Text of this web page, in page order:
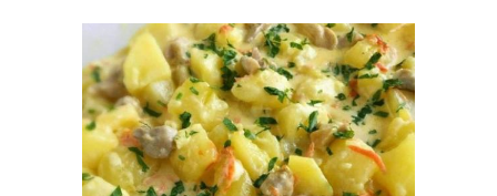
Жареная картошка Картошка в мундире
Картошка со сметаной Картошки со сметаной